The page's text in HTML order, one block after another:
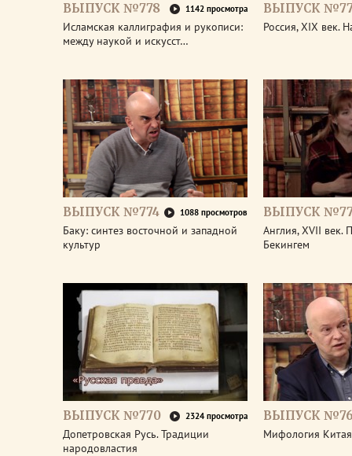
ВЫПУСК №778 1142 просмотра
Исламская каллиграфия и рукописи:
между наукой и искусст…
ВЫПУСК
Россия, XIX век.
ВЫПУСК №774 1088 просмотров
Баку: синтез восточной и западной
культур
ВЫПУСК
Англия, XVII век.
Бекингем
ВЫПУСК №770 2324 просмотра
Допетровская Русь. Традиции
народовластия
ВЫПУСК
Мифология Китая